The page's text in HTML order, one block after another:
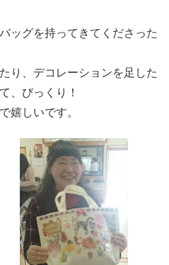
ッグを持ってきてくださった
り、デコレーションを足した
、びっくり！
嬉しいです。